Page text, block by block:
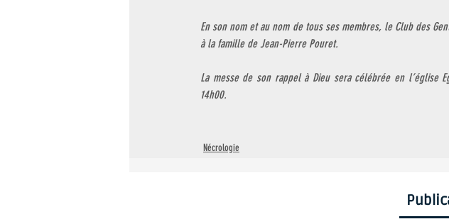
En son nom et au nom de tous ses membres, le Club des
à la famille de Jean-Pierre Pouret.
La messe de son rappel à Dieu sera célébrée en l’église
14h00.
Nécrologie